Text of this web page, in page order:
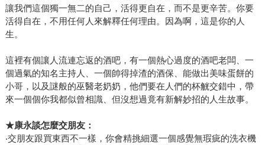
讓我們這個獨一無二的自己，活得更自在，而不是更辛苦。你要
活得自在，不用任何人來解釋任何理由。因為啊，這是你的人
生。
這裡有個讓人流連忘返的酒吧，有一個熱心過度的酒吧老闆、一
個過氣的知名主持人、一個帥得掉渣的酒保、能做出美味蛋餅的
小哥，以及謎般的巫醫老奶奶，他們要在人們的杯觥交錯中，帶
來一個個你我都似曾相識、但沒想過竟有新解妙招的人生故事。
★康永談怎麼交朋友：
‧交朋友跟買東西不一樣，你會精挑細選一個感覺無瑕疵的洗衣機